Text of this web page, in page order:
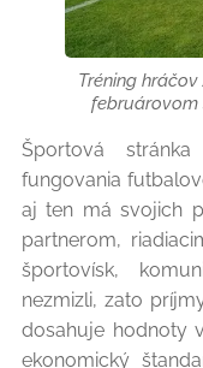
Tréning
februárovom
Športová
fungovania
aj ten má svojich
partnerom,
športovísk,
nezmizli, zato
dosahuje hodnoty
ekonomický